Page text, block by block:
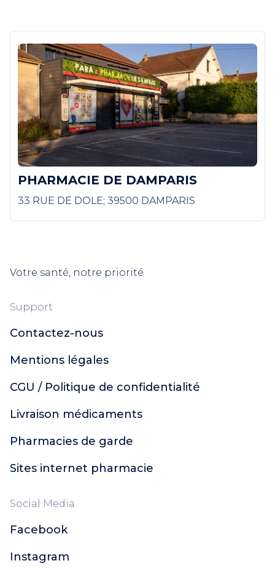
PHARMACIE DE DAMPARIS
33 RUE DE DOLE; 39500 DAMPARIS
Votre santé, notre priorité
Support
Contactez-nous
Mentions légales
CGU / Politique de confidentialité
Livraison médicaments
Pharmacies de garde
Sites internet pharmacie
Social Media
Facebook
Instagram